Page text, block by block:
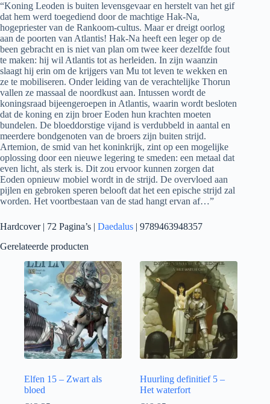
“Koning Leoden is buiten levensgevaar en herstelt van het gif
dat hem werd toegediend door de machtige Hak-Na,
hogepriester van de Rankoom-cultus. Maar er dreigt oorlog
aan de poorten van Atlantis! Hak-Na heeft een leger op de
been gebracht en is niet van plan om twee keer dezelfde fout
te maken: hij wil Atlantis tot as herleiden. In zijn waanzin
slaagt hij erin om de krijgers van Mu tot leven te wekken en
ze te mobiliseren. Onder leiding van de verachtelijke Thorun
vallen ze massaal de noordkust aan. Intussen wordt de
koningsraad bijeengeroepen in Atlantis, waarin wordt besloten
dat de koning en zijn broer Eoden hun krachten moeten
bundelen. De bloeddorstige vijand is verdubbeld in aantal en
meerdere bondgenoten van de broers zijn buiten strijd.
Artemion, de smid van het koninkrijk, zint op een mogelijke
oplossing door een nieuwe legering te smeden: een metaal dat
even licht, als sterk is. Dit zou ervoor kunnen zorgen dat
Eoden opnieuw mobiel wordt in de strijd. De overvloed aan
pijlen en gebroken speren belooft dat het een epische strijd zal
worden. Het voortbestaan van de stad hangt ervan af…”
Hardcover | 72 Pagina’s | Daedalus | 9789463948357
Gerelateerde producten
Elfen 15 – Zwart als
bloed
Huurling definitief 5 –
Het waterfort